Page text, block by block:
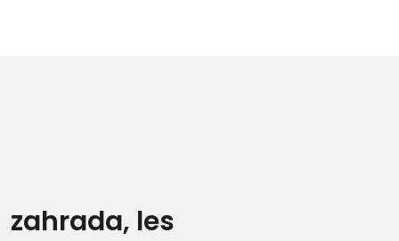
zahrada, les